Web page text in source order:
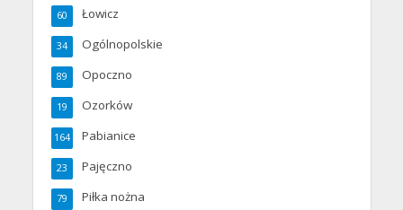
Łowicz
60
Ogólnopolskie
34
Opoczno
89
Ozorków
19
Pabianice
164
Pajęczno
23
Piłka nożna
79